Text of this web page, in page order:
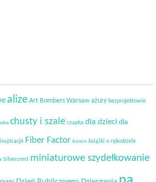
alize Art Bombers Warsaw ażury bezprojektowie
chusty i szale czapka dla dzieci dla
Fiber Factor komin książki o rękodziele
Silvercrest miniaturowe szydełkowanie